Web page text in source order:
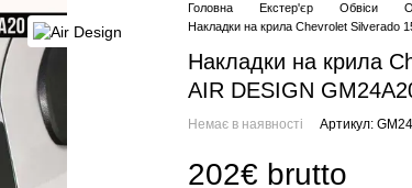
Головна Екстер'єр Обвіси
Накладки на крила Chevrolet Silverado
Накладки на крила
AIR DESIGN
Немає в наявності Артикул:
202€ brutto